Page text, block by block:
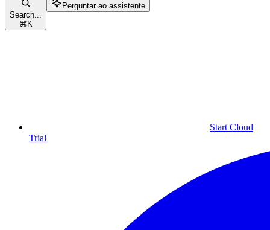
Search...
⌘ K
Perguntar ao assistente
Start Cloud
Trial